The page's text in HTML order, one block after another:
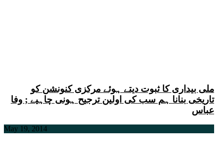
ملی بیداری کا ثبوت دیتے ہوئے مرکزی کنونشن کو
تاریخی بنانا ہم سب کی اولین ترجیح ہونی چاہیے ; وفا
عباس
May 19, 2014